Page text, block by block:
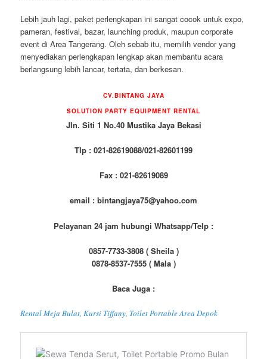
Lebih jauh lagi, paket perlengkapan ini sangat cocok untuk expo,
pameran, festival, bazar, launching produk, maupun corporate
event di Area Tangerang. Oleh sebab itu, memilih vendor yang
menyediakan perlengkapan lengkap akan membantu acara
berlangsung lebih lancar, tertata, dan berkesan.
CV.BINTANG JAYA
SOLUTION PARTY EQUIPMENT RENTAL
Jln. Siti 1 No.40 Mustika Jaya Bekasi
Tlp : 021-82619088/021-82601199
Fax : 021-82619089
email : bintangjaya75@yahoo.com
Pelayanan 24 jam hubungi Whatsapp/Telp :
0857-7733-3808 ( Sheila )
0878-8537-7555 ( Mala )
Baca Juga :
Rental Meja Bulat, Kursi Tiffany, Toilet Portable Area Depok